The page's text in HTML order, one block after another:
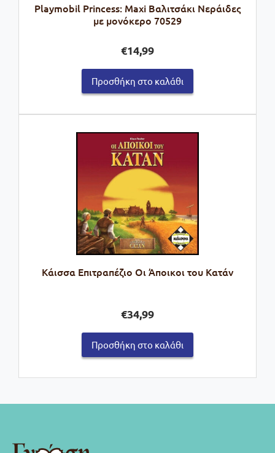
Playmobil Princess: Maxi Βαλιτσάκι Νεράιδες
με μονόκερο 70529
€14,99
Προσθήκη στο καλάθι
Kάισσα Επιτραπέζιο Οι Άποικοι του Κατάν
€34,99
Προσθήκη στο καλάθι